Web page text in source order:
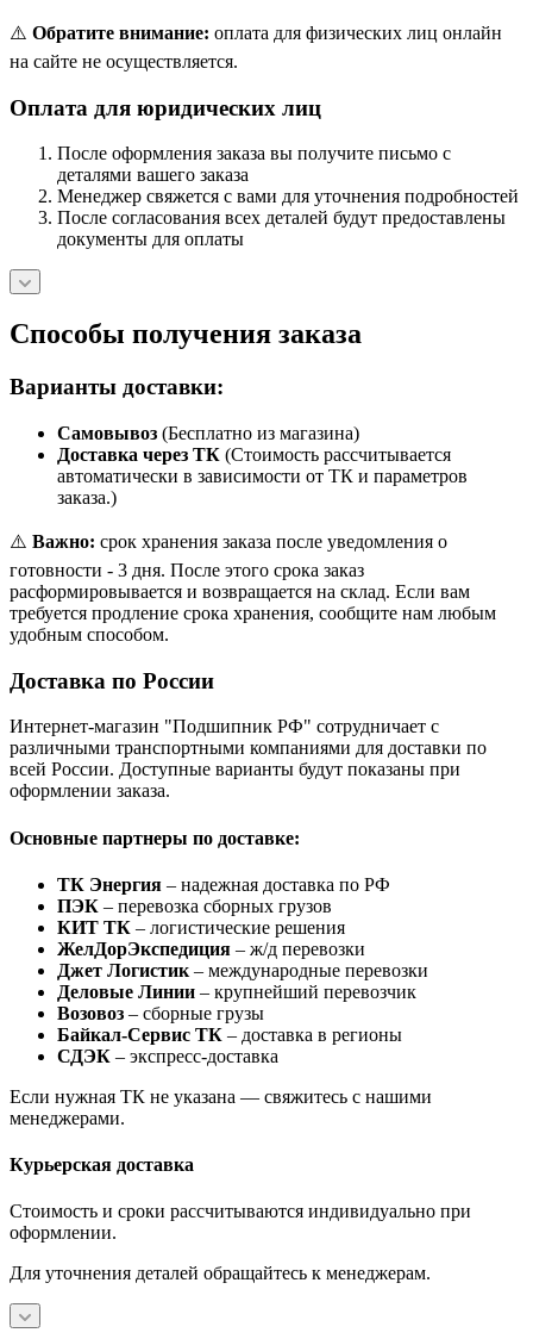
⚠️ Обратите внимание: оплата для физических лиц онлайн
на сайте не осуществляется.
Оплата для юридических лиц
После оформления заказа вы получите письмо с
деталями вашего заказа
Менеджер свяжется с вами для уточнения подробностей
После согласования всех деталей будут предоставлены
документы для оплаты
Способы получения заказа
Варианты доставки:
Самовывоз (Бесплатно из магазина)
Доставка через ТК (Стоимость рассчитывается
автоматически в зависимости от ТК и параметров
заказа.)
⚠️ Важно: срок хранения заказа после уведомления о
готовности - 3 дня. После этого срока заказ
расформировывается и возвращается на склад. Если вам
требуется продление срока хранения, сообщите нам любым
удобным способом.
Доставка по России
Интернет-магазин "Подшипник РФ" сотрудничает с
различными транспортными компаниями для доставки по
всей России. Доступные варианты будут показаны при
оформлении заказа.
Основные партнеры по доставке:
ТК Энергия – надежная доставка по РФ
ПЭК – перевозка сборных грузов
КИТ ТК – логистические решения
ЖелДорЭкспедиция – ж/д перевозки
Джет Логистик – международные перевозки
Деловые Линии – крупнейший перевозчик
Возовоз – сборные грузы
Байкал-Сервис ТК – доставка в регионы
СДЭК – экспресс-доставка
Если нужная ТК не указана — свяжитесь с нашими
менеджерами.
Курьерская доставка
Стоимость и сроки рассчитываются индивидуально при
оформлении.
Для уточнения деталей обращайтесь к менеджерам.